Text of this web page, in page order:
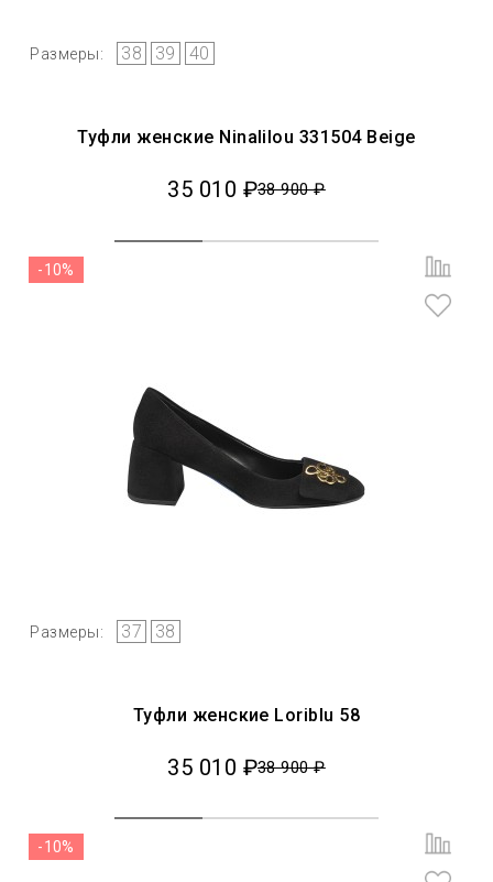
Размеры: 38 39 40
Туфли женские Ninalilou 331504 Beige
35 010 ₽38 900 ₽
Размеры: 37 38
-10%
Туфли женские Loriblu 58
35 010 ₽38 900 ₽
-10%